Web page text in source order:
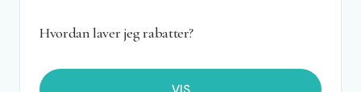
Hvordan laver jeg rabatter?